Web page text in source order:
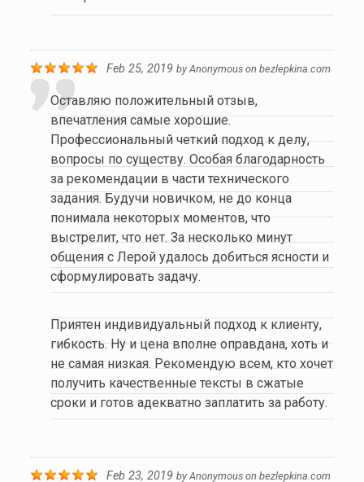
Feb 25, 2019 byAnonymouson bezlepkina.com
Оставляю положительный отзыв,
впечатления самые хорошие.
Профессиональный четкий подход к делу,
вопросы по существу. Особая благодарность
за рекомендации в части технического
задания. Будучи новичком, не до конца
понимала некоторых моментов, что
выстрелит, что нет. За несколько минут
общения с Лерой удалось добиться ясности и
сформулировать задачу.
Приятен индивидуальный подход к клиенту,
гибкость. Ну и цена вполне оправдана, хоть и
не самая низкая. Рекомендую всем, кто хочет
получить качественные тексты в сжатые
сроки и готов адекватно заплатить за работу.
Feb 23, 2019 byAnonymouson bezlepkina.com